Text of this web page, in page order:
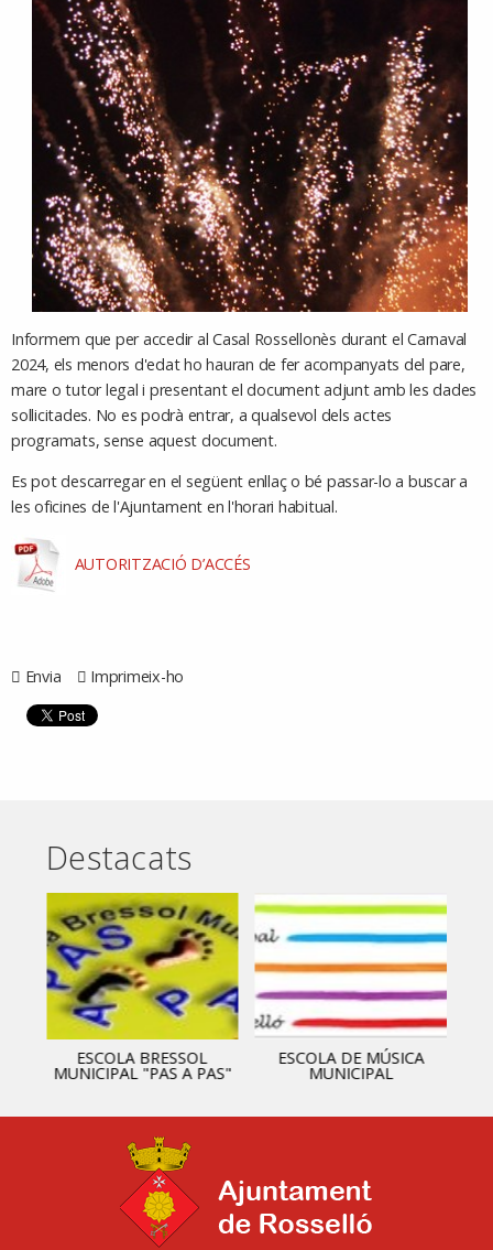
Informem que per accedir al Casal Rossellonès durant el Carnaval
2024, els menors d'edat ho hauran de fer acompanyats del pare,
mare o tutor legal i presentant el document adjunt amb les dades
sol·licitades. No es podrà entrar, a qualsevol dels actes
programats, sense aquest document.
Es pot descarregar en el següent enllaç o bé passar-lo a buscar a
les oficines de l'Ajuntament en l'horari habitual.
AUTORITZACIÓ D’ACCÉS
Envia Imprimeix-ho
Destacats
ESCOLA BRESSOL
MUNICIPAL "PAS A PAS"
ESCOLA DE MÚSICA
MUNICIPAL